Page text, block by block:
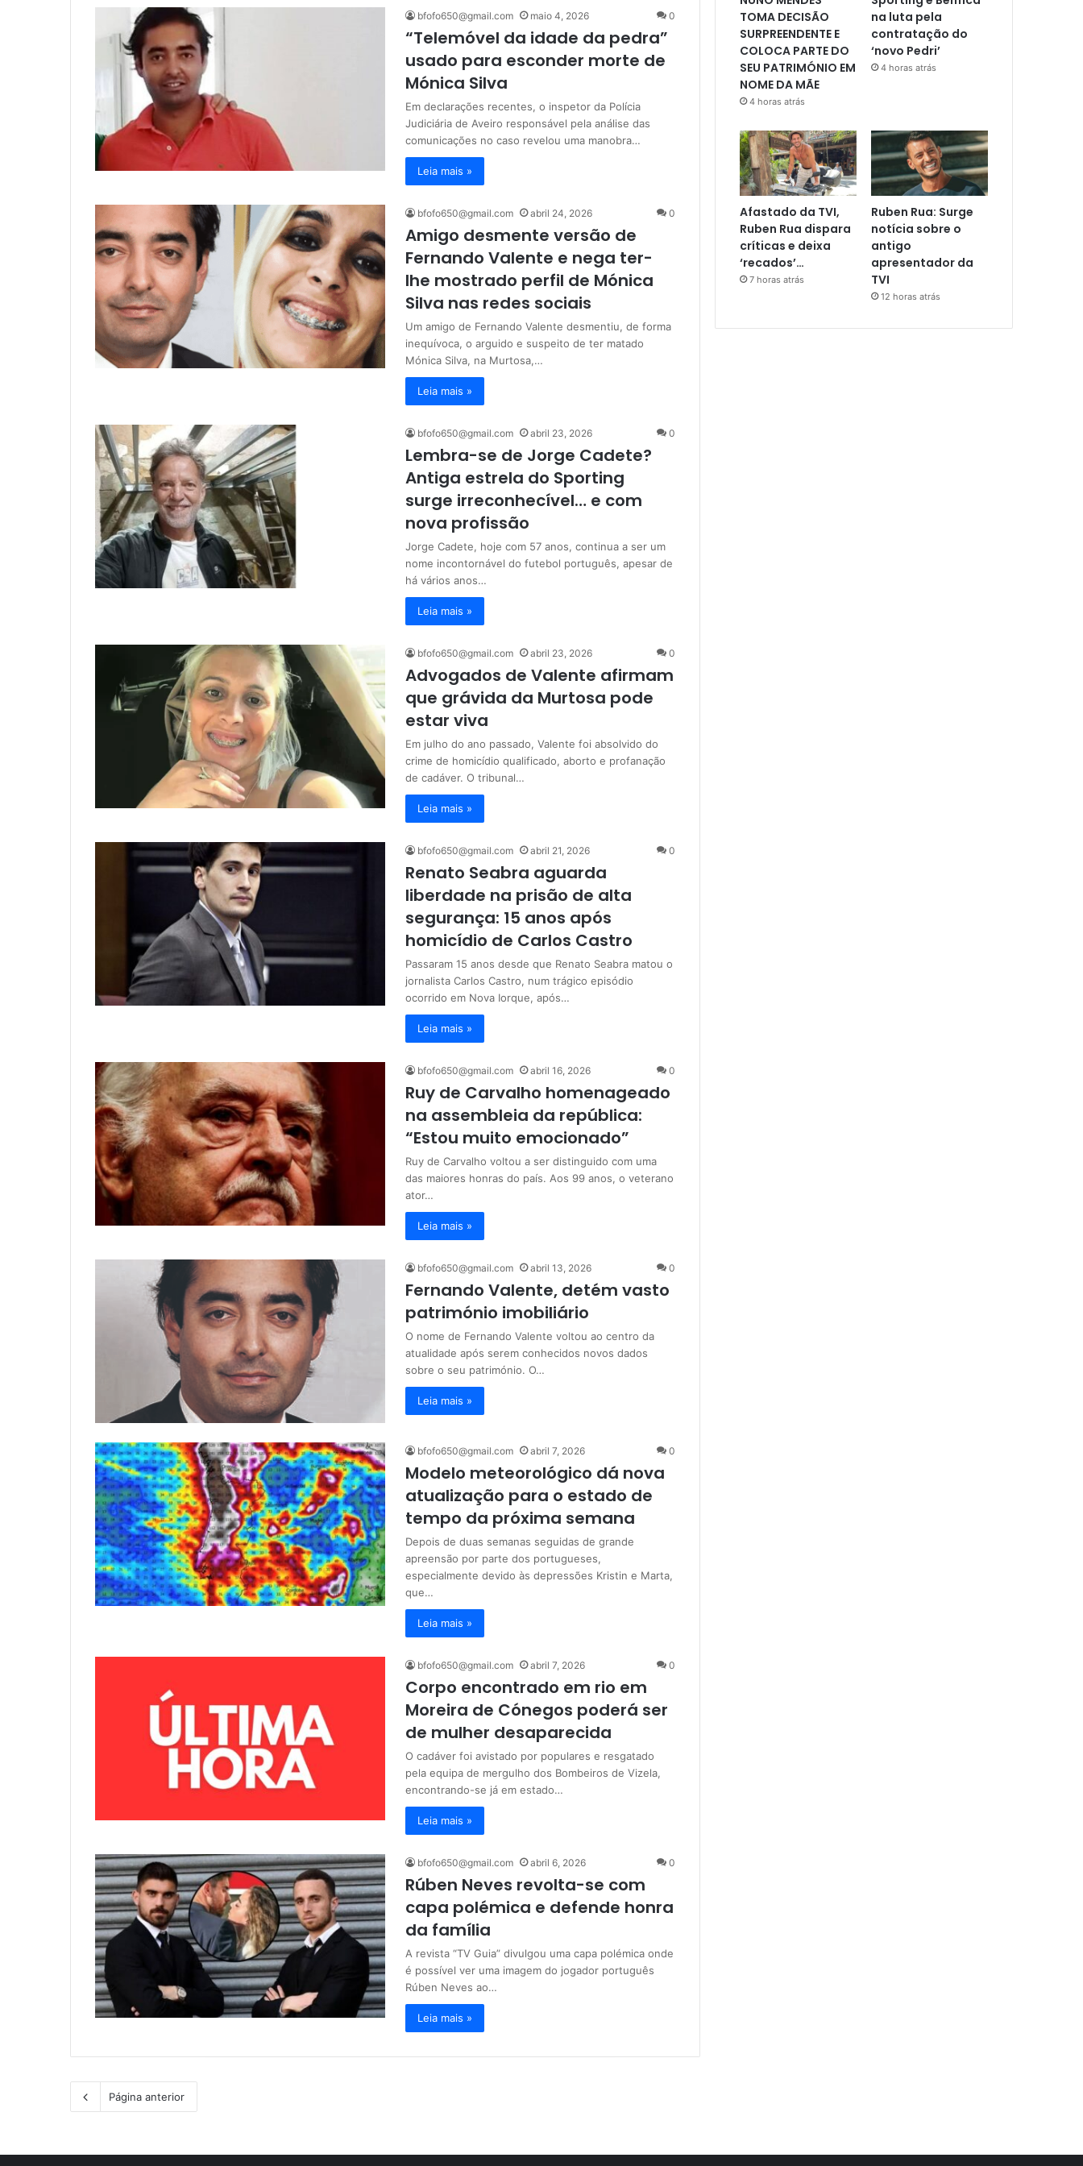
bfofo650@gmail.com maio 4, 2026 0
“Telemóvel da idade da pedra”
usado para esconder morte de
Mónica Silva
Em declarações recentes, o inspetor da Polícia
Judiciária de Aveiro responsável pela análise das
comunicações no caso revelou uma manobra…
Leia mais »
bfofo650@gmail.com abril 24, 2026 0
Amigo desmente versão de
Fernando Valente e nega ter-
lhe mostrado perfil de Mónica
Silva nas redes sociais
Um amigo de Fernando Valente desmentiu, de forma
inequívoca, o arguido e suspeito de ter matado
Mónica Silva, na Murtosa,…
Leia mais »
bfofo650@gmail.com abril 23, 2026 0
Lembra-se de Jorge Cadete?
Antiga estrela do Sporting
surge irreconhecível… e com
nova profissão
Jorge Cadete, hoje com 57 anos, continua a ser um
nome incontornável do futebol português, apesar de
há vários anos…
Leia mais »
bfofo650@gmail.com abril 23, 2026 0
Advogados de Valente afirmam
que grávida da Murtosa pode
estar viva
Em julho do ano passado, Valente foi absolvido do
crime de homicídio qualificado, aborto e profanação
de cadáver. O tribunal…
Leia mais »
bfofo650@gmail.com abril 21, 2026 0
Renato Seabra aguarda
liberdade na prisão de alta
segurança: 15 anos após
homicídio de Carlos Castro
Passaram 15 anos desde que Renato Seabra matou o
jornalista Carlos Castro, num trágico episódio
ocorrido em Nova Iorque, após…
Leia mais »
bfofo650@gmail.com abril 16, 2026 0
Ruy de Carvalho homenageado
na assembleia da república:
“Estou muito emocionado”
Ruy de Carvalho voltou a ser distinguido com uma
das maiores honras do país. Aos 99 anos, o veterano
ator…
Leia mais »
bfofo650@gmail.com abril 13, 2026 0
Fernando Valente, detém vasto
património imobiliário
O nome de Fernando Valente voltou ao centro da
atualidade após serem conhecidos novos dados
sobre o seu património. O…
Leia mais »
bfofo650@gmail.com abril 7, 2026 0
Modelo meteorológico dá nova
atualização para o estado de
tempo da próxima semana
Depois de duas semanas seguidas de grande
apreensão por parte dos portugueses,
especialmente devido às depressões Kristin e Marta,
que…
Leia mais »
bfofo650@gmail.com abril 7, 2026 0
Corpo encontrado em rio em
Moreira de Cónegos poderá ser
de mulher desaparecida
O cadáver foi avistado por populares e resgatado
pela equipa de mergulho dos Bombeiros de Vizela,
encontrando-se já em estado…
Leia mais »
bfofo650@gmail.com abril 6, 2026 0
Rúben Neves revolta-se com
capa polémica e defende honra
da família
A revista “TV Guia” divulgou uma capa polémica onde
é possível ver uma imagem do jogador português
Rúben Neves ao…
Leia mais »
Página anterior
TOMA DECISÃO
SURPREENDENTE E
COLOCA PARTE DO
SEU PATRIMÓNIO EM
NOME DA MÃE
4 horas atrás
na luta pela
contratação do
‘novo Pedri’
4 horas atrás
Afastado da TVI,
Ruben Rua dispara
críticas e deixa
‘recados’…
7 horas atrás
Ruben Rua: Surge
notícia sobre o
antigo
apresentador da
TVI
12 horas atrás